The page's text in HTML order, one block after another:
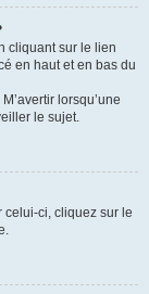
cliquant sur le lien
en haut et en bas du
lorsqu’une
le sujet.
celui-ci, cliquez sur le